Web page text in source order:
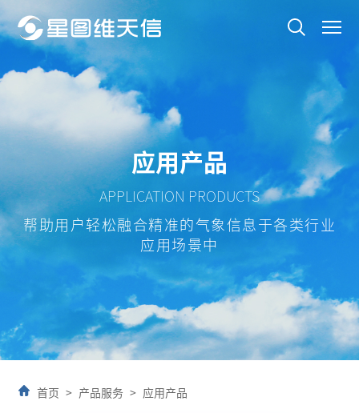
应用产品
APPLICATION PRODUCTS
帮助用户轻松融合精准的气象信息于各类行业
应用场景中
首页 > 产品服务 > 应用产品